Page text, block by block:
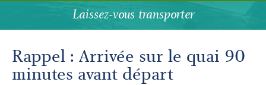
Avant de partir
Autres services
Laissez-vous transporter
Rappel : Arrivée sur le quai 90
minutes avant départ